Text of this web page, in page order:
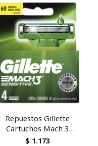
Repuestos Gillette
Cartuchos Mach 3
Sensitive 4 Unidades
$ 1.173